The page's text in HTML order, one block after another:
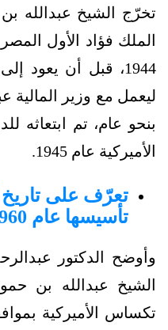
تخرّج الشيخ عبدالله
الملك فؤاد الأول
1944، قبل أن يعود إلى المملكة العربية
ليعمل مع وزير المالية
بنحو عام، تم ابتعاثه
الأميركية عام 1945.
تعرّف على تاريخ
تأسيسها عام 1960
وأوضح الدكتور
الشيخ عبدالله بن
تكساس الأميركية